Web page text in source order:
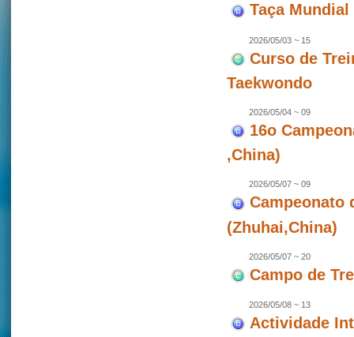
Taça
2026/05/03 ~ 15
Curso de
Taekwondo
2026/05/04 ~ 09
16o
,China)
2026/05/07 ~ 09
Campeonato
(Zhuhai,China)
2026/05/07 ~ 20
Campo de
2026/05/08 ~ 13
Actividade